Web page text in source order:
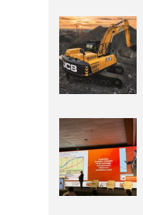
4
5